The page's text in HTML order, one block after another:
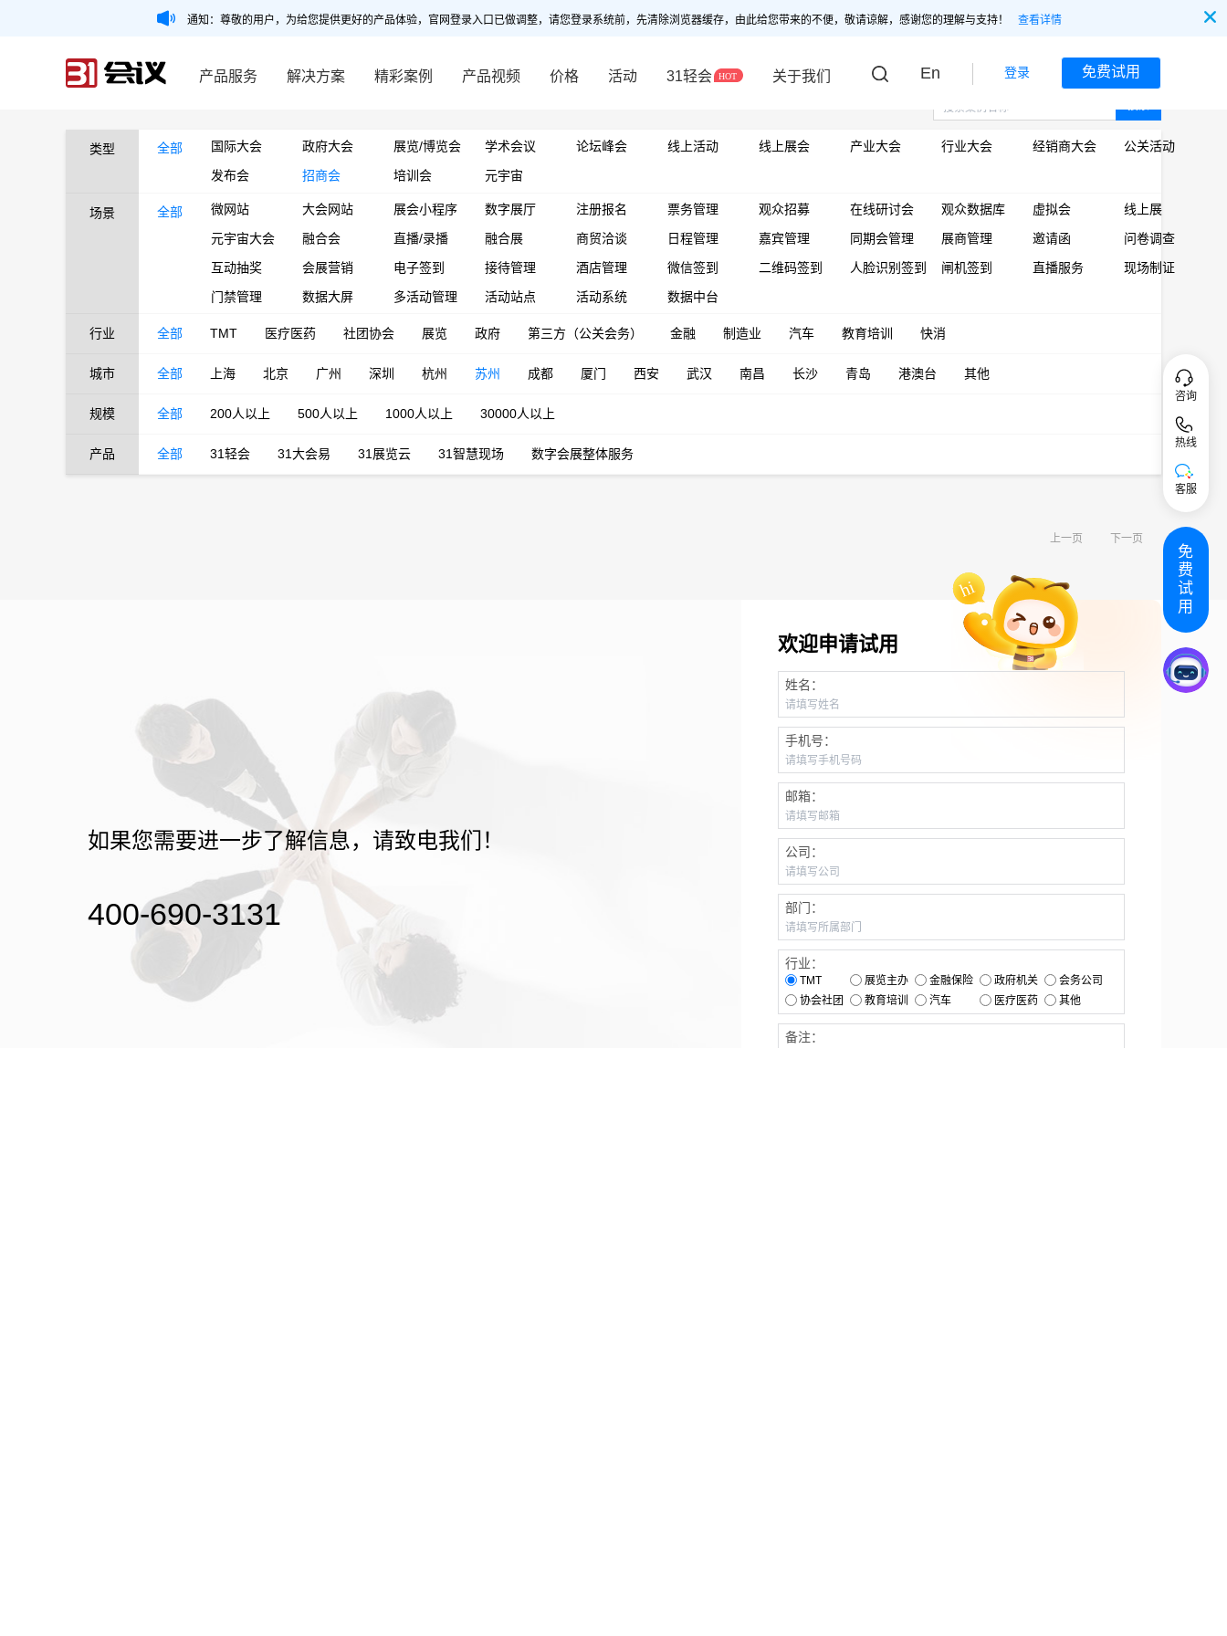
通知：尊敬的用户，为给您提供更好的产品体验，官网登录入口已做调整，请您登录系统前，先清除浏览器缓存，由此给您带来的不便，敬请谅解，感谢您的理解与支持！ 查看详情
产品服务 解决方案 精彩案例 产品视频 价格 活动 31轻会 关于我们 En 登录 免费试用
类型 全部 国际大会 政府大会 展览/博览会 学术会议 论坛峰会 线上活动 线上展会 产业大会 行业大会 经销商大会
公关活动
发布会
招商会 培训会 元宇宙
场景 全部 微网站 大会网站 展会小程序 数字展厅 注册报名 票务管理 观众招募 在线研讨会 观众数据库 虚拟会
线上展
元宇宙大会
融合会 直播/录播 融合展 商贸洽谈 日程管理 嘉宾管理 同期会管理 展商管理 邀请函
问卷调查
互动抽奖
会展营销 电子签到 接待管理 酒店管理 微信签到 二维码签到 人脸识别签到 闸机签到 直播服务
现场制证
门禁管理
数据大屏 多活动管理 活动站点 活动系统 数据中台
行业 全部 TMT 医疗医药 社团协会 展览 政府 第三方（公关会务） 金融 制造业 汽车 教育培训 快消
城市 全部 上海 北京 广州 深圳 杭州 苏州 成都 厦门 西安 武汉 南昌 长沙 青岛 港澳台 其他
规模 全部 200人以上 500人以上 1000人以上 30000人以上
产品 全部 31轻会 31大会易 31展览云 31智慧现场 数字会展整体服务
上一页 下一页
如果您需要进一步了解信息，请致电我们！
400-690-3131
欢迎申请试用
姓名：
手机号：
邮箱：
公司：
部门：
行业：
TMT 展览主办 金融保险 政府机关
会务公司
协会社团
教育培训 汽车 医疗医药 其他
备注：
咨询
热线
客服
免
费
试
用